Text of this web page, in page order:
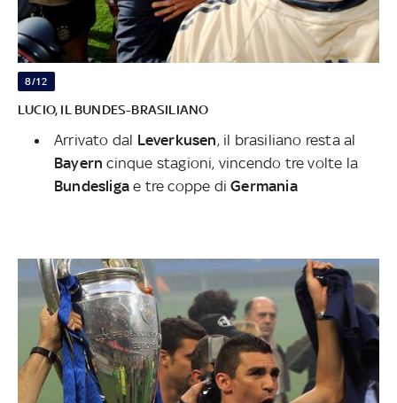
8/12
LUCIO, IL BUNDES-BRASILIANO
Arrivato dal Leverkusen, il brasiliano resta al
Bayerncinque stagioni, vincendo tre volte la
Bundesligae tre coppe diGermania